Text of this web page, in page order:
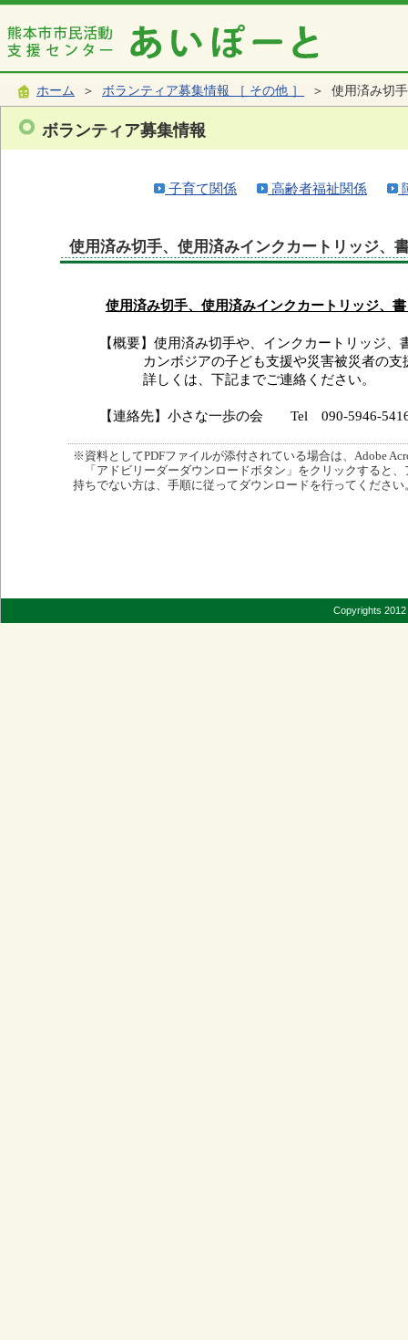
ホーム ＞ ボランティア募集情報 ［ その他 ］ ＞ 使用済み切
ボランティア募集情報
子育て関係 高齢者福祉関係
使用済み切手、使用済みインクカートリッジ、
使用済み切手、使用済みインクカートリッジ、
【概要】使用済み切手や、インクカートリッジ、
カンボジアの子ども支援や災害被災者の支
詳しくは、下記までご連絡ください。
【連絡先】小さな一歩の会 Tel 090-5946-
※資料としてPDFファイルが添付されている場合は、Adobe
「アドビリーダーダウンロードボタン」をクリックすると
持ちでない方は、手順に従ってダウンロードを行ってください
Copyrights